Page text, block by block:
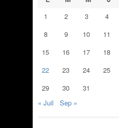
1 2 3 4
8
9 10 11
15
16 17 18
22
23 24 25
29
30
31
« Juil
Sep »